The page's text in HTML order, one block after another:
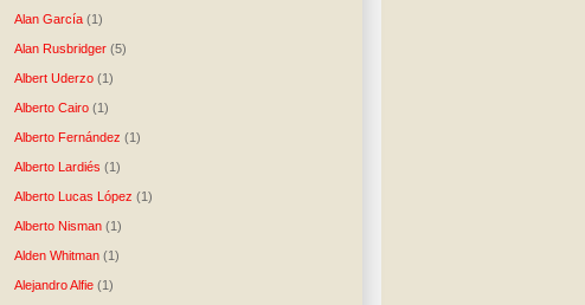
Alan García (1)
Alan Rusbridger (5)
Albert Uderzo (1)
Alberto Cairo (1)
Alberto Fernández (1)
Alberto Lardiés (1)
Alberto Lucas López (1)
Alberto Nisman (1)
Alden Whitman (1)
Alejandro Alfie (1)